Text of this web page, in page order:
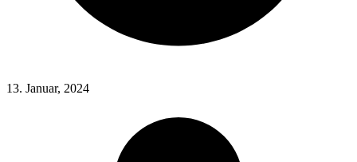
13. Januar, 2024